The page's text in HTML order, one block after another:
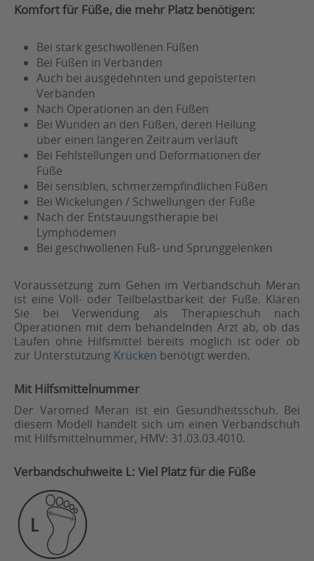
Komfort für Füße, die mehr Platz benötigen:
Bei stark geschwollenen Füßen
Bei Füßen in Verbänden
Auch bei ausgedehnten und gepolsterten
Verbänden
Nach Operationen an den Füßen
Bei Wunden an den Füßen, deren Heilung
über einen längeren Zeitraum verläuft
Bei Fehlstellungen und Deformationen der
Füße
Bei sensiblen, schmerzempfindlichen Füßen
Bei Wickelungen / Schwellungen der Füße
Nach der Entstauungstherapie bei
Lymphödemen
Bei geschwollenen Fuß- und Sprunggelenken
Voraussetzung zum Gehen im Verbandschuh Meran
ist eine Voll- oder Teilbelastbarkeit der Füße. Klären
Sie bei Verwendung als Therapieschuh nach
Operationen mit dem behandelnden Arzt ab, ob das
Laufen ohne Hilfsmittel bereits möglich ist oder ob
zur Unterstützung Krücken benötigt werden.
Mit Hilfsmittelnummer
Der Varomed Meran ist ein Gesundheitsschuh. Bei
diesem Modell handelt sich um einen Verbandschuh
mit Hilfsmittelnummer, HMV: 31.03.03.4010.
Verbandschuhweite L: Viel Platz für die Füße